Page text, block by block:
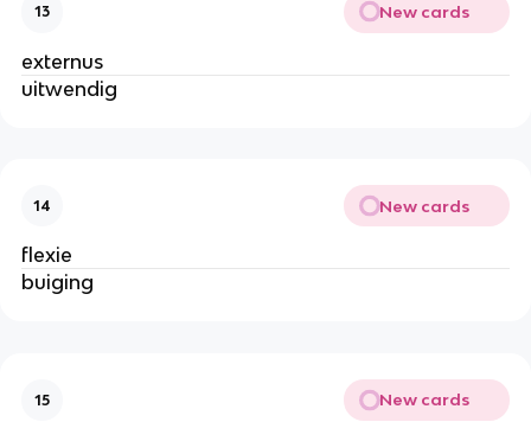
13 New cards
externus
uitwendig
14 New cards
flexie
buiging
15 New cards